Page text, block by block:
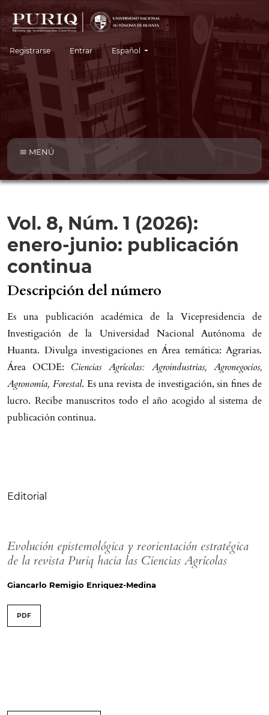
Registrarse Entrar Cambiar el idioma. El idioma actual es:
Español
MENÚ
Vol. 8, Núm. 1 (2026):
enero-junio: publicación
continua
Descripción del número
Es una publicación académica de la Vicepresidencia de
Investigación de la Universidad Nacional Autónoma de
Huanta. Divulga investigaciones en Área temática: Agrarias.
Área OCDE: Ciencias Agrícolas: Agroindustrias, Agronegocios,
Agronomía, Forestal. Es una revista de investigación, sin fines de
lucro. Recibe manuscritos todo el año acogido al sistema de
publicación continua.
Editorial
Evolución epistemológica y reorientación estratégica
de la revista Puriq hacia las Ciencias Agrícolas
Giancarlo Remigio Enriquez-Medina
PDF